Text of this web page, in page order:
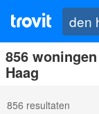
856
Haag
856 resultaten